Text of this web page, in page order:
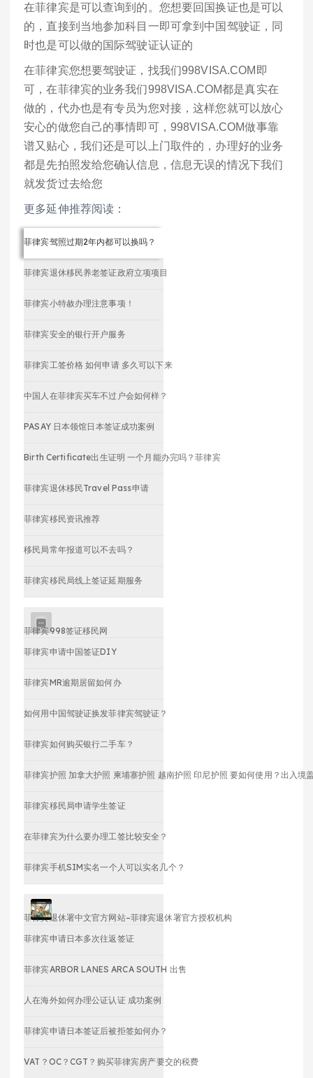
在菲律宾是可以查询到的。您想要回国换证也是可以
的，直接到当地参加科目一即可拿到中国驾驶证，同
时也是可以做的国际驾驶证认证的
在菲律宾您想要驾驶证，找我们998VISA.COM即
可，在菲律宾的业务我们998VISA.COM都是真实在
做的，代办也是有专员为您对接，这样您就可以放心
安心的做您自己的事情即可，998VISA.COM做事靠
谱又贴心，我们还是可以上门取件的，办理好的业务
都是先拍照发给您确认信息，信息无误的情况下我们
就发货过去给您
更多延伸推荐阅读：
菲律宾驾照过期2年内都可以换吗？
菲律宾退休移民养老签证政府立项项目
菲律宾小特赦办理注意事项！
菲律宾安全的银行开户服务
菲律宾工签价格 如何申请 多久可以下来
中国人在菲律宾买车不过户会如何样？
PASAY 日本领馆日本签证成功案例
Birth Certificate出生证明 一个月能办完吗？菲律宾
菲律宾退休移民Travel Pass申请
菲律宾移民资讯推荐
移民局常年报道可以不去吗？
菲律宾移民局线上签证延期服务
菲律宾998签证移民网
菲律宾申请中国签证DIY
菲律宾MR逾期居留如何办
如何用中国驾驶证换发菲律宾驾驶证？
菲律宾如何购买银行二手车？
菲律宾护照 加拿大护照 柬埔寨护照 越南护照 印尼护照 要如何使用？出入境
菲律宾移民局申请学生签证
在菲律宾为什么要办理工签比较安全？
菲律宾手机SIM实名一个人可以实名几个？
菲律宾退休署中文官方网站–菲律宾退休署官方授权机构
菲律宾申请日本多次往返签证
菲律宾ARBOR LANES ARCA SOUTH 出售
人在海外如何办理公证认证 成功案例
菲律宾申请日本签证后被拒签如何办？
VAT？OC？CGT？购买菲律宾房产要交的税费